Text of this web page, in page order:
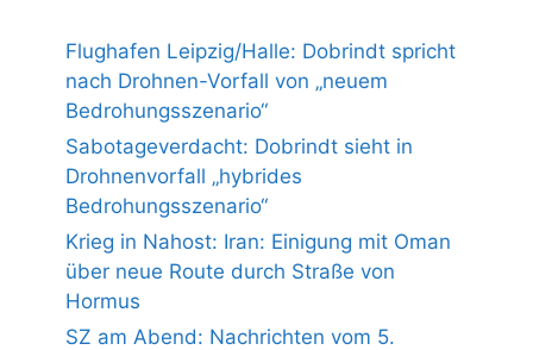
Flughafen Leipzig/Halle: Dobrindt spricht
nach Drohnen-Vorfall von „neuem
Bedrohungsszenario“
Sabotageverdacht: Dobrindt sieht in
Drohnenvorfall „hybrides
Bedrohungsszenario“
Krieg in Nahost: Iran: Einigung mit Oman
über neue Route durch Straße von
Hormus
SZ am Abend: Nachrichten vom 5.